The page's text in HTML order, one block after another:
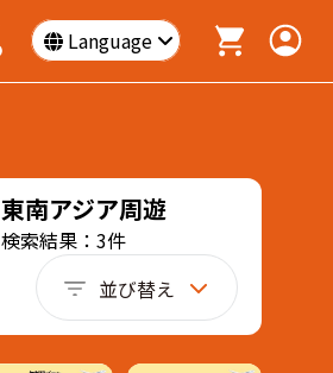
Language
東南アジア周遊
検索結果：3件
並び替え